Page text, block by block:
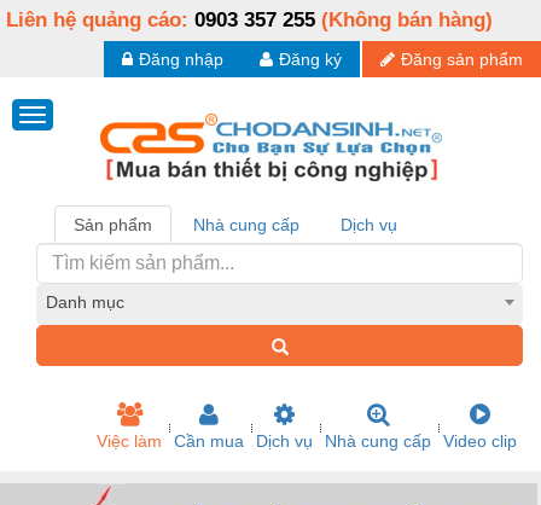
Liên hệ quảng cáo: 0903 357 255 (Không bán hàng)
Đăng sản phẩm
Đăng ký
Đăng nhập
Sản phẩm Nhà cung cấp Dịch vụ
Danh mục
Việc làm Cần mua Dịch vụ Nhà cung cấp Video clip